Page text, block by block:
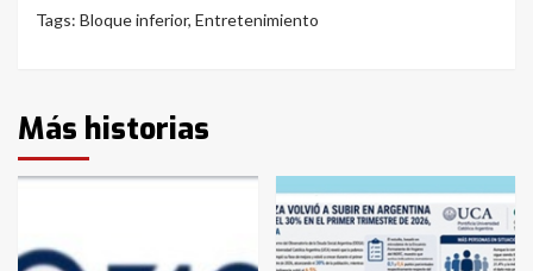
Tags: Bloque inferior, Entretenimiento
Más historias